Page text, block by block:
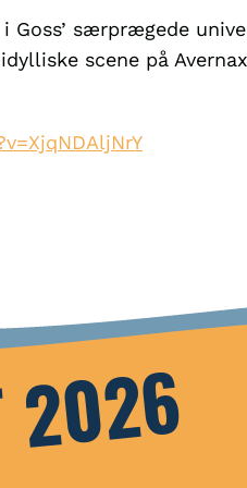
særprægede
scene på
2026